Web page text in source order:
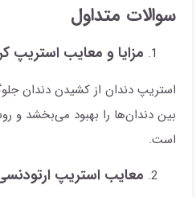
سوالات متداول
مزایا و معایب
استریپ دندان از کشیدن دندان
بین دندان‌ها را بهبود می‌بخشد و
است.
معایب استریپ